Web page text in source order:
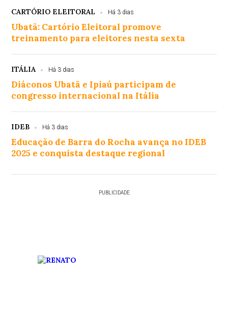
CARTÓRIO ELEITORAL Há 3 dias
Ubatã: Cartório Eleitoral promove
treinamento para eleitores nesta sexta
ITÁLIA Há 3 dias
Diáconos Ubatã e Ipiaú participam de
congresso internacional na Itália
IDEB Há 3 dias
Educação de Barra do Rocha avança no IDEB
2025 e conquista destaque regional
PUBLICIDADE